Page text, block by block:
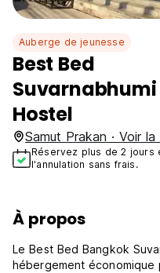
Auberge de jeunesse
Best Bed
Suvarnabhumi
Hostel
Samut Prakan · Voir
Réservez plus de 2 jours
l'annulation sans frais.
À propos
Le Best Bed Bangkok
hébergement économique